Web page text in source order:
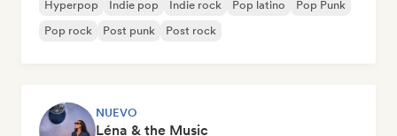
Hyperpop Indie pop Indie rock Pop latino
Pop Punk
Pop rock
Post punk Post rock
NUEVO
Léna & the Music